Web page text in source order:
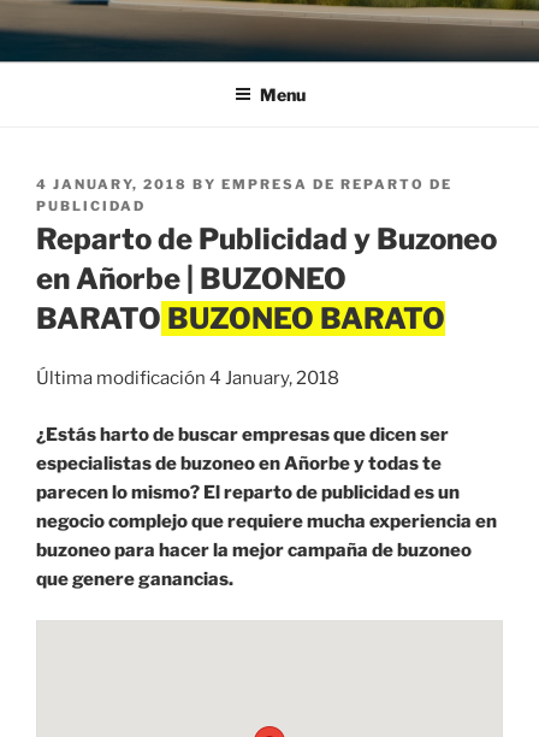
Menu
POSTED
ON
4 JANUARY, 2018 BY EMPRESA DE REPARTO DE
PUBLICIDAD
Reparto de Publicidad y Buzoneo
en Añorbe | BUZONEO
BARATO
Última modificación 4 January, 2018
¿Estás harto de buscar empresas que dicen ser
especialistas de buzoneo en Añorbe y todas te
parecen lo mismo? El reparto de publicidad es un
negocio complejo que requiere mucha experiencia en
buzoneo para hacer la mejor campaña de buzoneo
que genere ganancias.